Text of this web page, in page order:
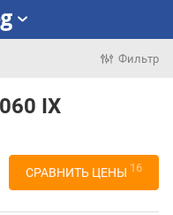
Фильтр
IX
СРАВНИТЬ ЦЕНЫ 16